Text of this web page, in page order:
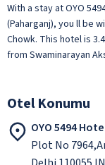
With a stay at OYO
(Paharganj), you ll be
Chowk. This hotel is
from Swaminarayan
Otel Konumu
OYO 5494
Plot No